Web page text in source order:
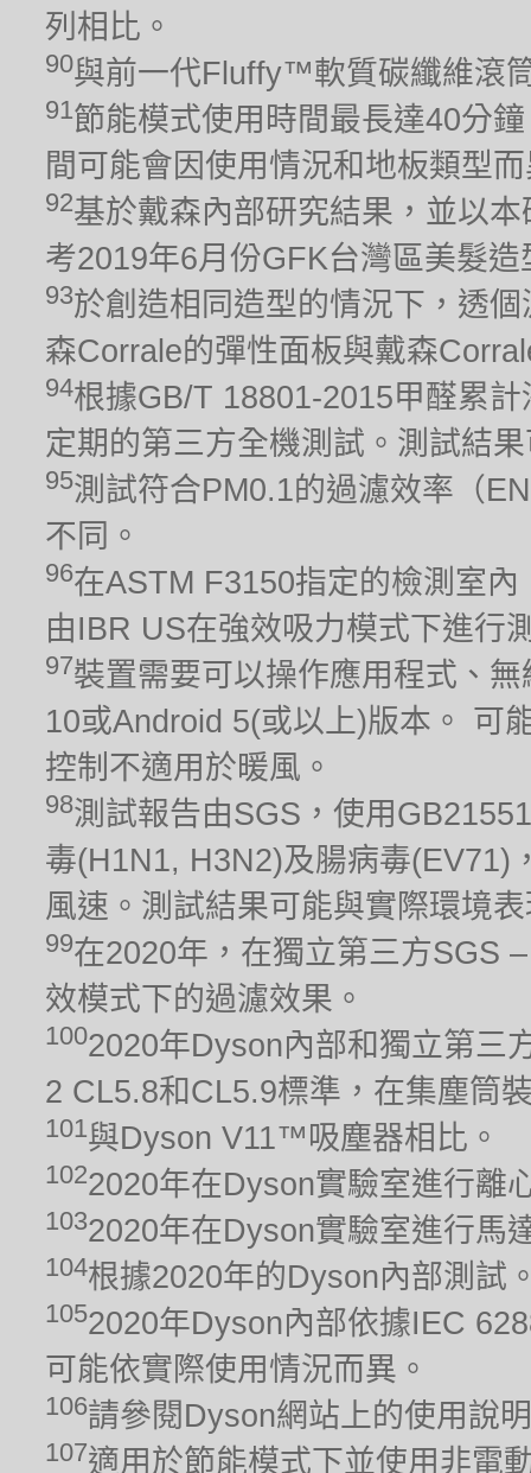
列相比。
90與前一代Fluffy™軟質碳纖維滾
91節能模式使用時間最長達40分
間可能會因使用情況和地板類型
92基於戴森內部研究結果，並以
考2019年6月份GFK台灣區美髮
93於創造相同造型的情況下，透
森Corrale的彈性面板與戴森
94根據GB/T 18801-2015甲醛累
定期的第三方全機測試。測試結
95測試符合PM0.1的過濾效率（
不同。
96在ASTM F3150指定的檢測室
由IBR US在強效吸力模式下進行
97裝置需要可以操作應用程式、
10或Android 5(或以上)版本。 可
控制不適用於暖風。
98測試報告由SGS，使用
毒(H1N1, H3N2)及腸病毒(EV71)
風速。測試結果可能與實際環境
99在2020年，在獨立第三方SGS
效模式下的過濾效果。
1002020年Dyson內部和獨立第三
2 CL5.8和CL5.9標準，在集塵筒
101與Dyson V11™吸塵器相比。
1022020年在Dyson實驗室進行離
1032020年在Dyson實驗室進行馬
104根據2020年的Dyson內部測試
1052020年Dyson內部依據IEC
可能依實際使用情況而異。
106請參閱Dyson網站上的使用說
107適用於節能模式下並使用非電